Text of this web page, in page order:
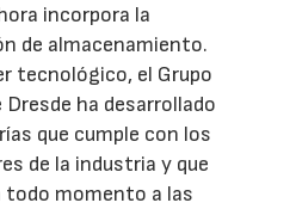
incorpora la
de almacenamiento.
tecnológico, el Grupo
Dresde ha desarrollado
que cumple con los
de la industria y que
todo momento a las